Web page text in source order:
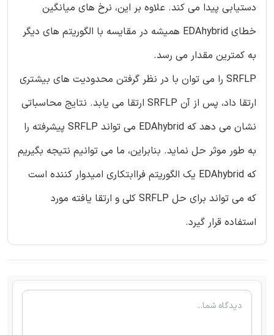
دستیابی پیدا می کند. علاوه بر این، نرخ های میانگین
خطای EDAhybrid همیشه در مقایسه با الگوریتم های دیگر
به کمترین مقدار می رسد.
SRFLP را می توان با در نظر گرفتن محدودیت های بیشتری
ارتقا داد، پس از آن SRFLP ارتقا می یابد. نتایج محاسباتی
نشان می دهد که EDAhybrid می تواند SRFLP پیشرفته را
به طور موثر حل نماید. بنابراین، ما می توانیم نتیجه بگیریم
که EDAhybrid یک الگوریتم فراابتکاری امیدوار کننده است
که می تواند برای حل SRFLP کلی و ارتقا یافته مورد
استفاده قرار گیرد.